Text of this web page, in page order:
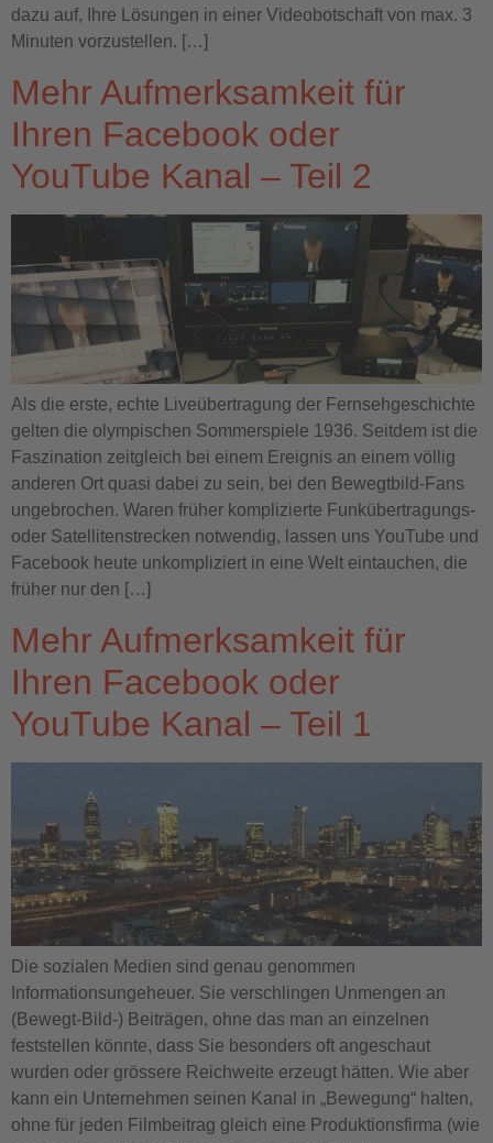
dazu auf, Ihre Lösungen in einer Videobotschaft von max. 3
Minuten vorzustellen. […]
Mehr Aufmerksamkeit für
Ihren Facebook oder
YouTube Kanal – Teil 2
Als die erste, echte Liveübertragung der Fernsehgeschichte
gelten die olympischen Sommerspiele 1936. Seitdem ist die
Faszination zeitgleich bei einem Ereignis an einem völlig
anderen Ort quasi dabei zu sein, bei den Bewegtbild-Fans
ungebrochen. Waren früher komplizierte Funkübertragungs-
oder Satellitenstrecken notwendig, lassen uns YouTube und
Facebook heute unkompliziert in eine Welt eintauchen, die
früher nur den […]
Mehr Aufmerksamkeit für
Ihren Facebook oder
YouTube Kanal – Teil 1
Die sozialen Medien sind genau genommen
Informationsungeheuer. Sie verschlingen Unmengen an
(Bewegt-Bild-) Beiträgen, ohne das man an einzelnen
feststellen könnte, dass Sie besonders oft angeschaut
wurden oder grössere Reichweite erzeugt hätten. Wie aber
kann ein Unternehmen seinen Kanal in „Bewegung“ halten,
ohne für jeden Filmbeitrag gleich eine Produktionsfirma (wie